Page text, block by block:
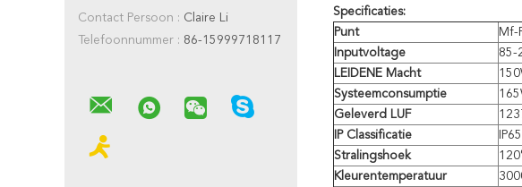
Contact Persoon : Claire Li
Telefoonnummer : 86-15999718117
Specificaties:
Punt
Mf-
Inputvoltage
85-
LEIDENE Macht
Systeemconsumptie
Geleverd LUF
IP Classificatie
IP65
Stralingshoek
Kleurentemperatuur